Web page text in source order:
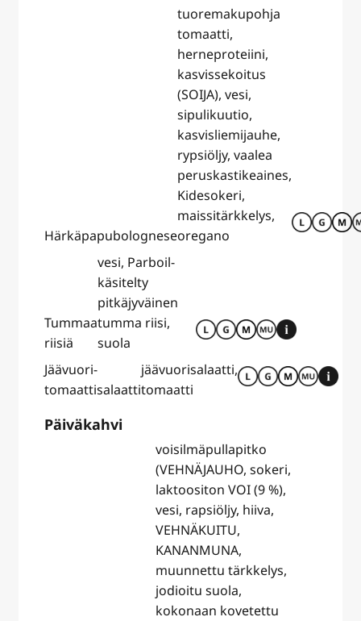
Härkäpapubolognese
tuoremakupohja
tomaatti,
herneproteiini,
kasvissekoitus
(SOIJA), vesi,
sipulikuutio,
kasvisliemijauhe,
rypsiöljy, vaalea
peruskastikeaines,
Kidesokeri,
maissitärkkelys,
oregano
Tummaa
riisiä
vesi, Parboil-
käsitelty
pitkäjyväinen
tumma riisi,
suola
Jäävuori-
tomaattisalaatti
jäävuorisalaatti,
tomaatti
Päiväkahvi
voisilmäpullapitko
(VEHNÄJAUHO, sokeri,
laktoositon VOI (9 %),
vesi, rapsiöljy, hiiva,
VEHNÄKUITU,
KANANMUNA,
muunnettu tärkkelys,
jodioitu suola,
kokonaan kovetettu